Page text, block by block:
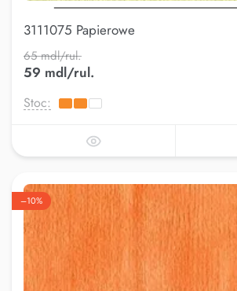
3111075 Papierowe
65 mdl/rul.
59 mdl/rul.
Stoc:
–10%